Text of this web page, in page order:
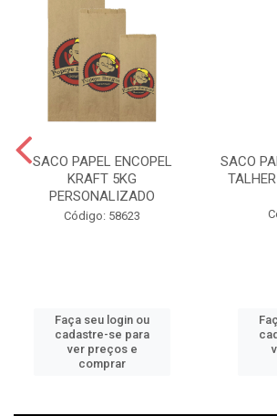
SACO PAPEL ENCOPEL
KRAFT 5KG
PERSONALIZADO
Código: 58623
Faça seu login ou
cadastre-se para
ver preços e
comprar
SACO